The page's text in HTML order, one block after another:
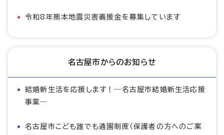
令和8年熊本地震災害義援金を募集しています
名古屋市からのお知らせ
結婚新生活を応援します！―名古屋市結婚新生活応援
事業―
名古屋市こども誰でも通園制度（保護者の方へのご案